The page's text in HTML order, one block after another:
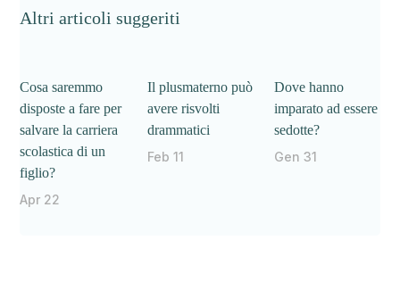
Altri articoli suggeriti
Cosa saremmo
disposte a fare per
salvare la carriera
scolastica di un
figlio?
Apr 22
Il plusmaterno può
avere risvolti
drammatici
Feb 11
Dove hanno
imparato ad essere
sedotte?
Gen 31